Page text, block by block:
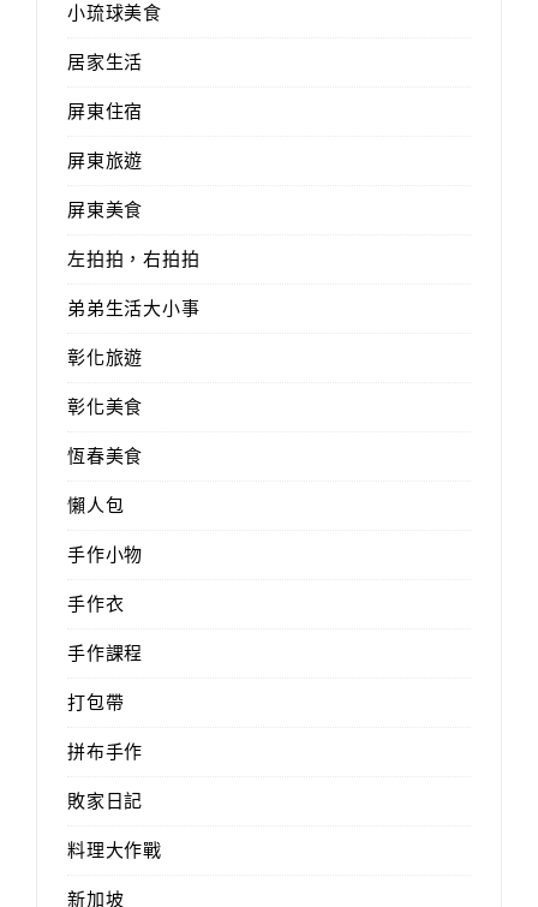
小琉球美食
居家生活
屏東住宿
屏東旅遊
屏東美食
左拍拍，右拍拍
弟弟生活大小事
彰化旅遊
彰化美食
恆春美食
懶人包
手作小物
手作衣
手作課程
打包帶
拼布手作
敗家日記
料理大作戰
新加坡